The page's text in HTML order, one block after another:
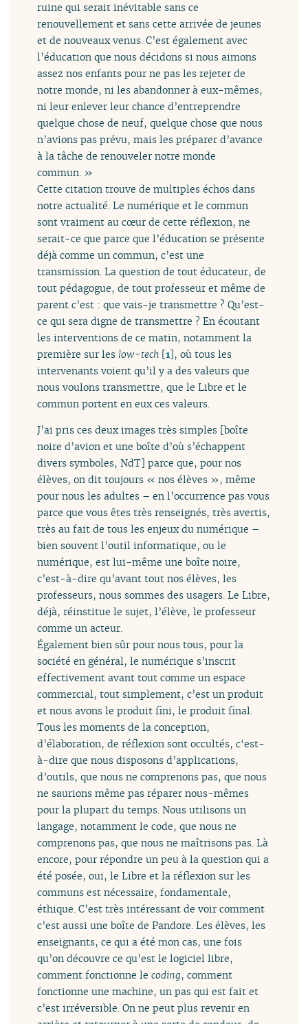
ruine qui serait inévitable sans ce
renouvellement et sans cette arrivée de jeunes
et de nouveaux venus. C’est également avec
l’éducation que nous décidons si nous aimons
assez nos enfants pour ne pas les rejeter de
notre monde, ni les abandonner à eux-mêmes,
ni leur enlever leur chance d’entreprendre
quelque chose de neuf, quelque chose que nous
n’avions pas prévu, mais les préparer d’avance
à la tâche de renouveler notre monde
commun. »
Cette citation trouve de multiples échos dans
notre actualité. Le numérique et le commun
sont vraiment au cœur de cette réflexion, ne
serait-ce que parce que l’éducation se présente
déjà comme un commun, c’est une
transmission. La question de tout éducateur, de
tout pédagogue, de tout professeur et même de
parent c’est : que vais-je transmettre ? Qu’est-
ce qui sera digne de transmettre ? En écoutant
les interventions de ce matin, notamment la
première sur les low-tech [1], où tous les
intervenants voient qu’il y a des valeurs que
nous voulons transmettre, que le Libre et le
commun portent en eux ces valeurs.
J’ai pris ces deux images très simples [boîte
noire d’avion et une boîte d’où s’échappent
divers symboles, NdT] parce que, pour nos
élèves, on dit toujours « nos élèves », même
pour nous les adultes – en l’occurrence pas vous
parce que vous êtes très renseignés, très avertis,
très au fait de tous les enjeux du numérique –
bien souvent l’outil informatique, ou le
numérique, est lui-même une boîte noire,
c’est-à-dire qu’avant tout nos élèves, les
professeurs, nous sommes des usagers. Le Libre,
déjà, réinstitue le sujet, l’élève, le professeur
comme un acteur.
Également bien sûr pour nous tous, pour la
société en général, le numérique s’inscrit
effectivement avant tout comme un espace
commercial, tout simplement, c’est un produit
et nous avons le produit fini, le produit final.
Tous les moments de la conception,
d’élaboration, de réflexion sont occultés, c‘est-
à-dire que nous disposons d’applications,
d’outils, que nous ne comprenons pas, que nous
ne saurions même pas réparer nous-mêmes
pour la plupart du temps. Nous utilisons un
langage, notamment le code, que nous ne
comprenons pas, que nous ne maîtrisons pas. Là
encore, pour répondre un peu à la question qui a
été posée, oui, le Libre et la réflexion sur les
communs est nécessaire, fondamentale,
éthique. C’est très intéressant de voir comment
c’est aussi une boîte de Pandore. Les élèves, les
enseignants, ce qui a été mon cas, une fois
qu’on découvre ce qu’est le logiciel libre,
comment fonctionne lecoding, comment
fonctionne une machine, un pas qui est fait et
c’est irréversible. On ne peut plus revenir en